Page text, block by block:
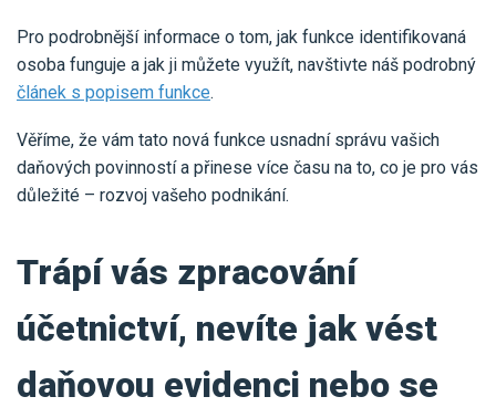
Pro podrobnější informace o tom, jak funkce identifikovaná
osoba funguje a jak ji můžete využít, navštivte náš podrobný
článek s popisem funkce.
Věříme, že vám tato nová funkce usnadní správu vašich
daňových povinností a přinese více času na to, co je pro vás
důležité – rozvoj vašeho podnikání.
Trápí vás zpracování
účetnictví, nevíte jak vést
daňovou evidenci nebo se